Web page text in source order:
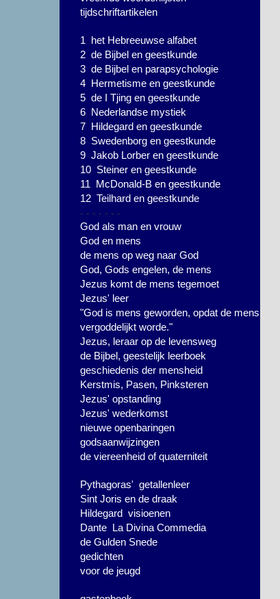
tijdschriftartikelen
1 het Hebreeuwse alfabet
2 de Bijbel en geestkunde
3 de Bijbel en parapsychologie
4 Hermetisme en geestkunde
5 de I Tjing en geestkunde
6 Nederlandse mystiek
7 Hildegard en geestkunde
8 Swedenborg en geestkunde
9 Jakob Lorber en geestkunde
10 Steiner en geestkunde
11 McDonald-B en geestkunde
12 Teilhard en geestkunde
- - - - - - -
God als man en vrouw
God en mens
de mens op weg naar God
God, Gods engelen, de mens
Jezus komt de mens tegemoet
Jezus' leer
"God is mens geworden, opdat de mens
vergoddelijkt worde."
Jezus, leraar op de levensweg
de Bijbel, geestelijk leerboek
geschiedenis der mensheid
Kerstmis, Pasen, Pinksteren
Jezus' opstanding
Jezus' wederkomst
nieuwe openbaringen
godsaanwijzingen
de viereenheid of quaterniteit
Pythagoras' getallenleer
Sint Joris en de draak
Hildegard visioenen
Dante La Divina Commedia
de Gulden Snede
gedichten
voor de jeugd